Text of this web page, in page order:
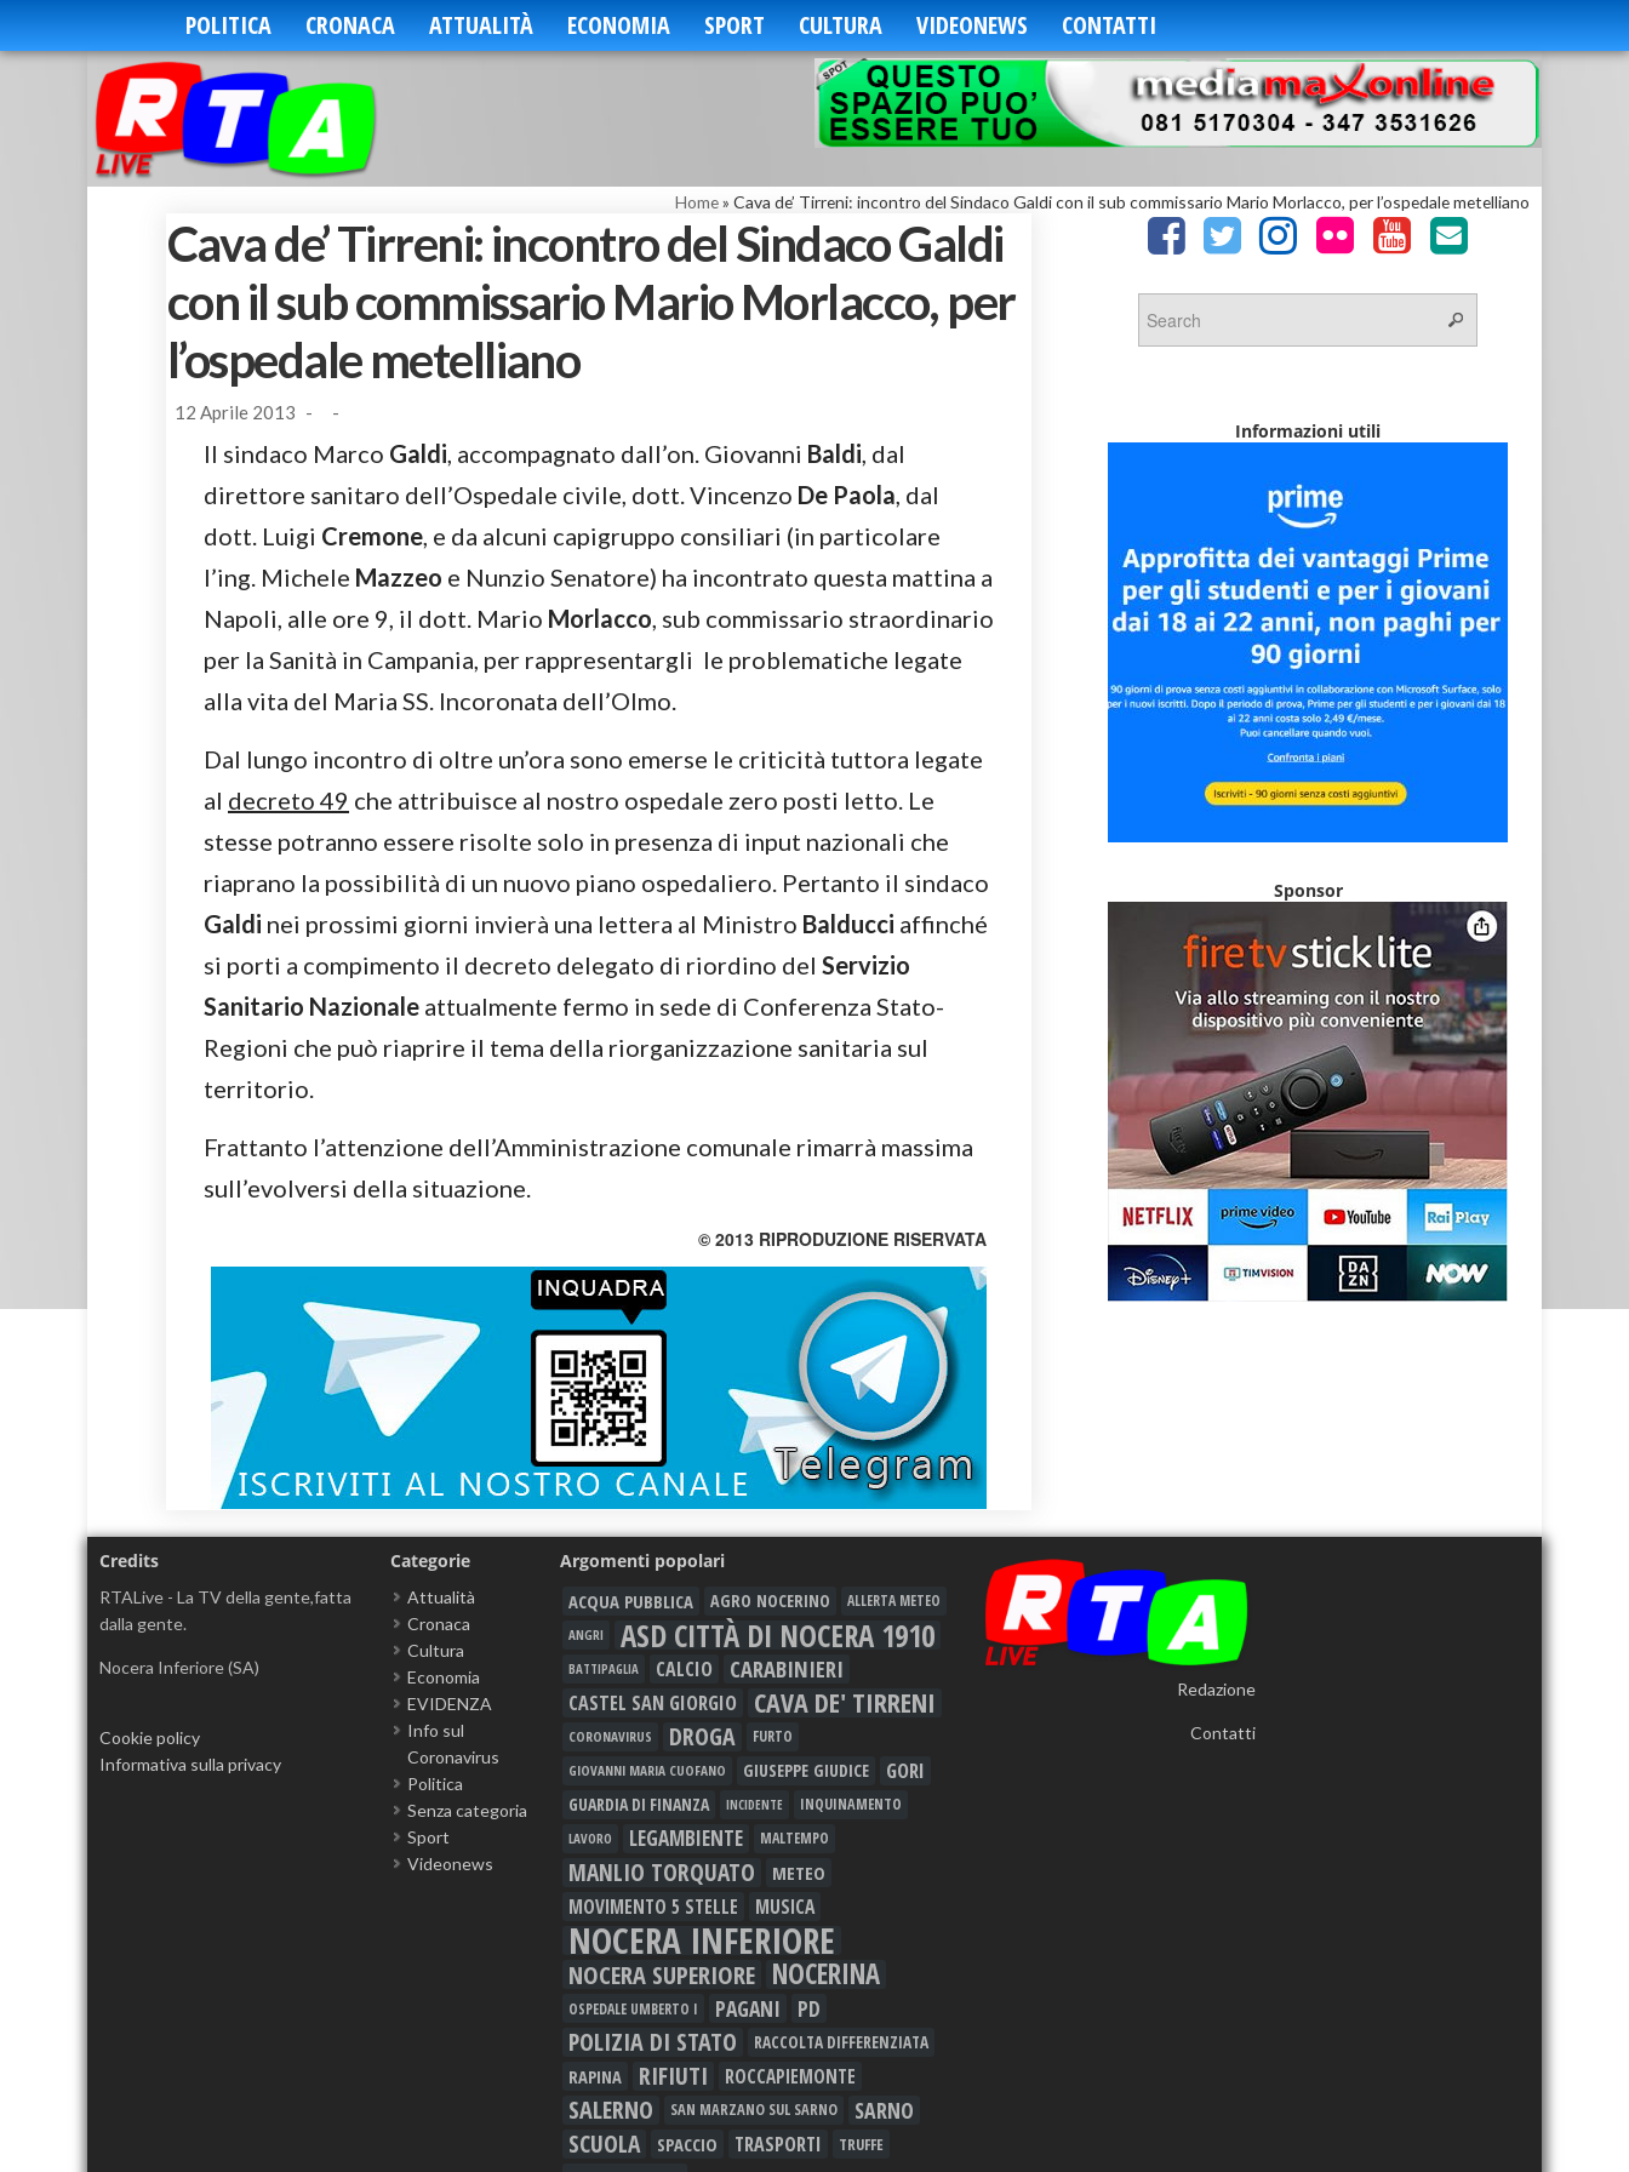
POLITICA CRONACA ATTUALITÀ ECONOMIA SPORT CULTURA VIDEONEWS CONTATTI
Home» Cava de’ Tirreni: incontro del Sindaco Galdi con il sub commissario Mario Morlacco, per l’ospedale metelliano
Cava de’ Tirreni: incontro del Sindaco Galdi
con il sub commissario Mario Morlacco, per
l’ospedale metelliano
12 Aprile 2013 - -
Il sindaco Marco Galdi, accompagnato dall’on. Giovanni Baldi, dal
direttore sanitaro dell’Ospedale civile, dott. Vincenzo De Paola, dal
dott. Luigi Cremone, e da alcuni capigruppo consiliari (in particolare
l’ing. Michele Mazzeo e Nunzio Senatore) ha incontrato questa mattina a
Napoli, alle ore 9, il dott. Mario Morlacco, sub commissario straordinario
per la Sanità in Campania, per rappresentargli le problematiche legate
alla vita del Maria SS. Incoronata dell’Olmo.
Dal lungo incontro di oltre un’ora sono emerse le criticità tuttora legate
al decreto 49 che attribuisce al nostro ospedale zero posti letto. Le
stesse potranno essere risolte solo in presenza di input nazionali che
riaprano la possibilità di un nuovo piano ospedaliero. Pertanto il sindaco
Galdi nei prossimi giorni invierà una lettera al Ministro Balducci affinché
si porti a compimento il decreto delegato di riordino del Servizio
Sanitario Nazionale attualmente fermo in sede di Conferenza Stato-
Regioni che può riaprire il tema della riorganizzazione sanitaria sul
territorio.
Frattanto l’attenzione dell’Amministrazione comunale rimarrà massima
sull’evolversi della situazione.
© 2013 RIPRODUZIONE RISERVATA
Informazioni utili
Sponsor
Credits
RTALive - La TV della gente,fatta
dalla gente.
Nocera Inferiore (SA)
Cookie policy
Informativa sulla privacy
Categorie
Attualità
Cronaca
Cultura
Economia
EVIDENZA
Info sul
Coronavirus
Politica
Senza categoria
Sport
Videonews
Argomenti popolari
ACQUA PUBBLICA AGRO NOCERINO
ALLERTA METEO
ANGRI
ASD CITTÀ DI NOCERA 1910
BATTIPAGLIA CALCIO CARABINIERI
CASTEL SAN GIORGIO CAVA DE' TIRRENI
CORONAVIRUS DROGA FURTO
GIOVANNI MARIA CUOFANO GIUSEPPE GIUDICE GORI
GUARDIA DI FINANZA INCIDENTE INQUINAMENTO
LAVORO LEGAMBIENTE MALTEMPO
MANLIO TORQUATO METEO
MOVIMENTO 5 STELLE MUSICA
NOCERA INFERIORE
NOCERA SUPERIORE NOCERINA
OSPEDALE UMBERTO I PAGANI PD
POLIZIA DI STATO RACCOLTA DIFFERENZIATA
RAPINA RIFIUTI ROCCAPIEMONTE
SALERNO SAN MARZANO SUL SARNO SARNO
SCUOLA SPACCIO TRASPORTI TRUFFE
Redazione
Contatti